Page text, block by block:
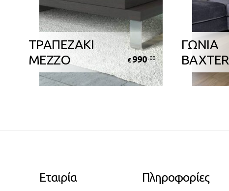
ΤΡΑΠΕΖΑΚΙ
MEZZO
€ 990.00
ΓΩΝΙΑ
BAXTER
Εταιρία Πληροφορίες